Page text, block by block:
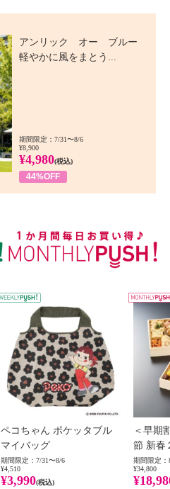
アンリック オー ブルー
軽やかに風をまとう...
期間限定：7/31〜8/6
¥8,900
¥4,980(税込)
44%OFF
WEEKLY PUSH
ペコちゃん ポケッタブル
マイバッグ
期間限定：7/31〜8/6
¥4,510
¥3,990(税込)
＜早期
節 新春
期間限定：
¥34,800